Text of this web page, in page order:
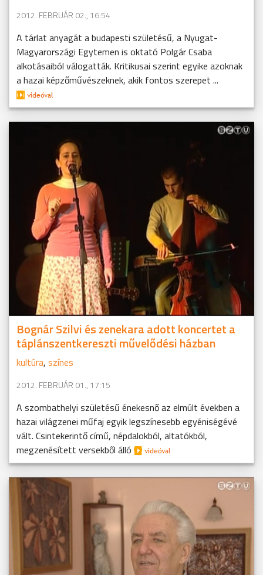
2012. FEBRUÁR 02., 16:54
A tárlat anyagát a budapesti születésű, a Nyugat-
Magyarországi Egytemen is oktató Polgár Csaba
alkotásaiból válogatták. Kritikusai szerint egyike azoknak
a hazai képzőművészeknek, akik fontos szerepet ...
Bognár Szilvi és zenekara adott koncertet a
táplánszentkereszti művelődési házban
kultúra, színes
2012. FEBRUÁR 01., 17:15
A szombathelyi születésű énekesnő az elmúlt években a
hazai világzenei műfaj egyik legszínesebb egyéniségévé
vált. Csintekerintő című, népdalokból, altatókból,
megzenésített versekből álló